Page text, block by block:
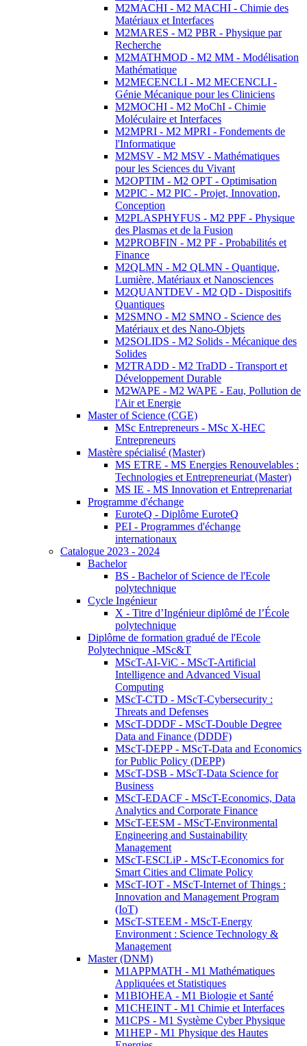
M2MACHI - M2 MACHI - Chimie des
Matériaux et Interfaces
M2MARES - M2 PBR - Physique par
Recherche
M2MATHMOD - M2 MM - Modélisation
Mathématique
M2MECENCLI - M2 MECENCLI -
Génie Mécanique pour les Cliniciens
M2MOCHI - M2 MoChI - Chimie
Moléculaire et Interfaces
M2MPRI - M2 MPRI - Fondements de
l'Informatique
M2MSV - M2 MSV - Mathématiques
pour les Sciences du Vivant
M2OPTIM - M2 OPT - Optimisation
M2PIC - M2 PIC - Projet, Innovation,
Conception
M2PLASPHYFUS - M2 PPF - Physique
des Plasmas et de la Fusion
M2PROBFIN - M2 PF - Probabilités et
Finance
M2QLMN - M2 QLMN - Quantique,
Lumière, Matériaux et Nanosciences
M2QUANTDEV - M2 QD - Dispositifs
Quantiques
M2SMNO - M2 SMNO - Science des
Matériaux et des Nano-Objets
M2SOLIDS - M2 Solids - Mécanique des
Solides
M2TRADD - M2 TraDD - Transport et
Développement Durable
M2WAPE - M2 WAPE - Eau, Pollution de
l'Air et Energie
Master of Science (CGE)
MSc Entrepreneurs - MSc X-HEC
Entrepreneurs
Mastère spécialisé (Master)
MS ETRE - MS Energies Renouvelables :
Technologies et Entrepreneuriat (Master)
MS IE - MS Innovation et Entreprenariat
Programme d'échange
EuroteQ - Diplôme EuroteQ
PEI - Programmes d'échange
internationaux
Catalogue 2023 - 2024
Bachelor
BS - Bachelor of Science de l'Ecole
polytechnique
Cycle Ingénieur
X - Titre d’Ingénieur diplômé de l’École
polytechnique
Diplôme de formation gradué de l'Ecole
Polytechnique -MSc&T
MScT-AI-ViC - MScT-Artificial
Intelligence and Advanced Visual
Computing
MScT-CTD - MScT-Cybersecurity :
Threats and Defenses
MScT-DDDF - MScT-Double Degree
Data and Finance (DDDF)
MScT-DEPP - MScT-Data and Economics
for Public Policy (DEPP)
MScT-DSB - MScT-Data Science for
Business
MScT-EDACF - MScT-Economics, Data
Analytics and Corporate Finance
MScT-EESM - MScT-Environmental
Engineering and Sustainability
Management
MScT-ESCLiP - MScT-Economics for
Smart Cities and Climate Policy
MScT-IOT - MScT-Internet of Things :
Innovation and Management Program
(IoT)
MScT-STEEM - MScT-Energy
Environment : Science Technology &
Management
Master (DNM)
M1APPMATH - M1 Mathématiques
Appliquées et Statistiques
M1BIOHEA - M1 Biologie et Santé
M1CHEINT - M1 Chimie et Interfaces
M1CPS - M1 Système Cyber Physique
M1HEP - M1 Physique des Hautes